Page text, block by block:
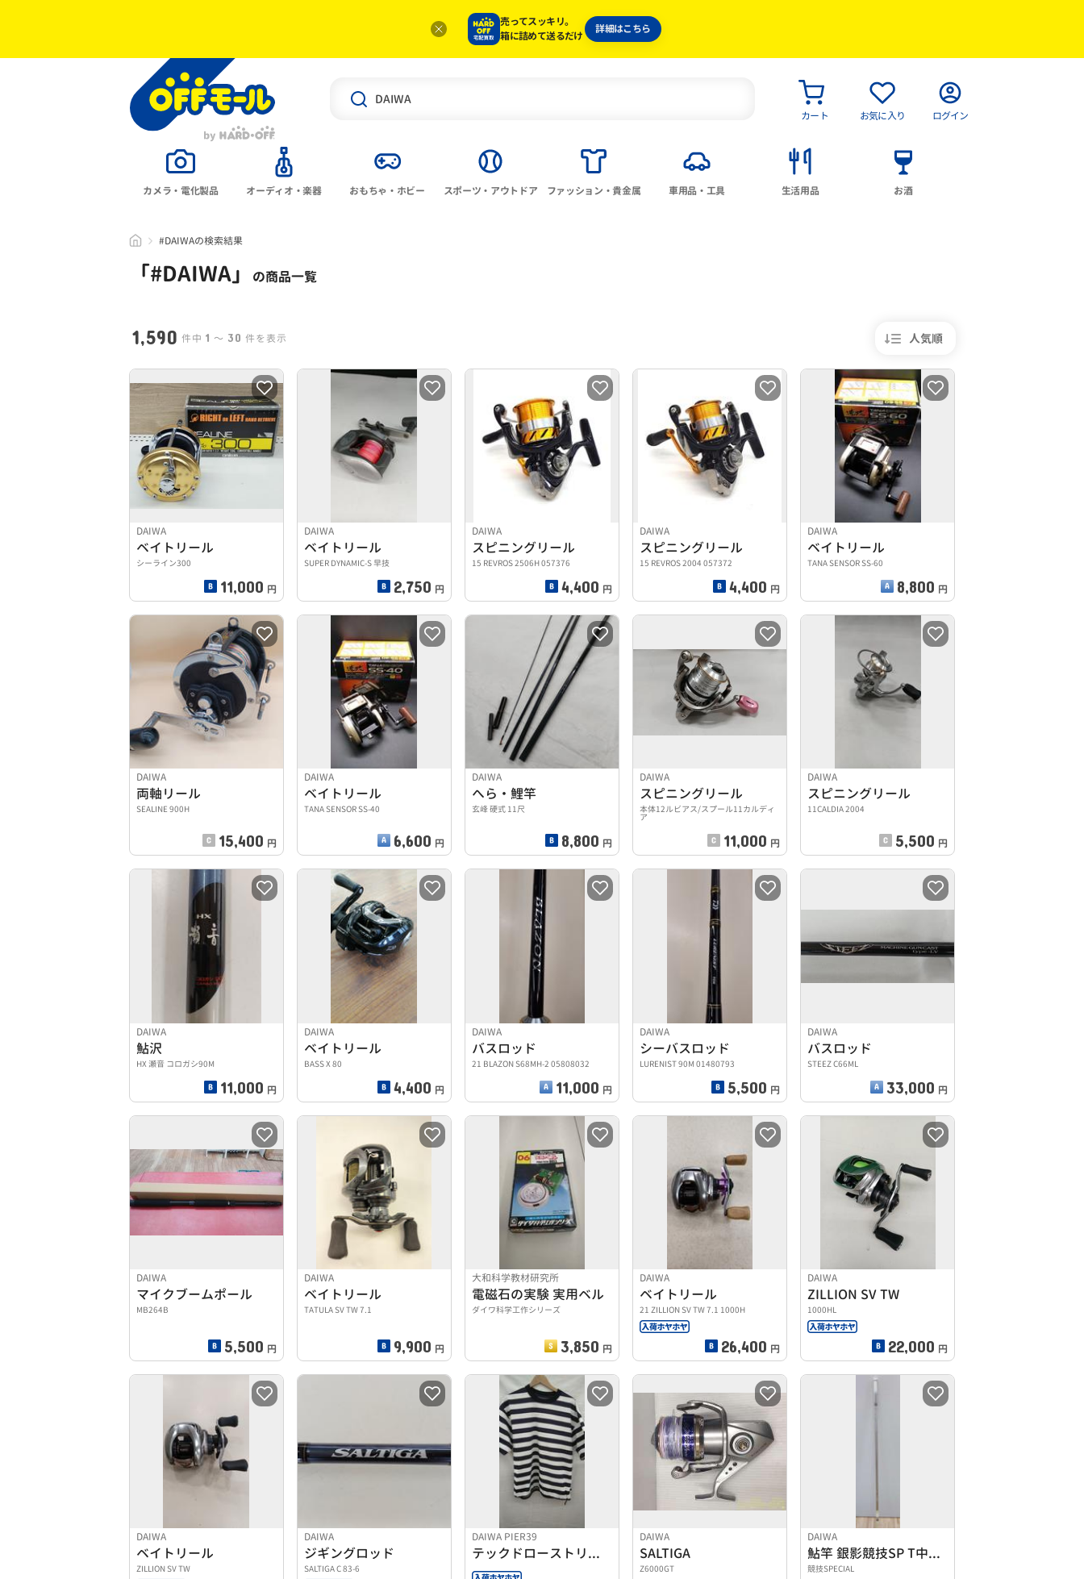
売ってスッキリ。
箱に詰めて送るだけ
詳細はこちら
カート お気に入り ログイン
カメラ・電化製品 オーディオ・楽器 おもちゃ・ホビー スポーツ・アウトドア ファッション・貴金属 車用品・工具 生活用品 お酒
#DAIWAの検索結果
「#DAIWA」 の商品一覧
1,590 件中 1 〜 30 件を表示 人気順
DAIWA
ベイトリール
シーライン300
11,000 円
DAIWA
ベイトリール
SUPER DYNAMIC-S 早技
2,750 円
DAIWA
スピニングリール
15 REVROS 2506H 057376
4,400 円
DAIWA
スピニングリール
15 REVROS 2004 057372
4,400 円
DAIWA
ベイトリール
TANA SENSOR SS-60
8,800 円
DAIWA
両軸リール
SEALINE 900H
15,400 円
DAIWA
ベイトリール
TANA SENSOR SS-40
6,600 円
DAIWA
へら・鯉竿
玄峰 硬式 11尺
8,800 円
DAIWA
スピニングリール
本体12ルビアス/スプール11カルディ
ア
11,000 円
DAIWA
スピニングリール
11CALDIA 2004
5,500 円
DAIWA
鮎沢
HX 瀬音 コロガシ90M
11,000 円
DAIWA
ベイトリール
BASS X 80
4,400 円
DAIWA
バスロッド
21 BLAZON S68MH-2 05808032
11,000 円
DAIWA
シーバスロッド
LURENIST 90M 01480793
5,500 円
DAIWA
バスロッド
STEEZ C66ML
33,000 円
DAIWA
マイクブームポール
MB264B
5,500 円
DAIWA
ベイトリール
TATULA SV TW 7.1
9,900 円
大和科学教材研究所
電磁石の実験 実用ベル
ダイワ科学工作シリーズ
3,850 円
DAIWA
ベイトリール
21 ZILLION SV TW 7.1 1000H
26,400 円
DAIWA
ZILLION SV TW
1000HL
22,000 円
DAIWA
ベイトリール
ZILLION SV TW
DAIWA
ジギングロッド
SALTIGA C 83-6
DAIWA PIER39
テックドローストリングショートスリーブボーダーシャツ
DAIWA
SALTIGA
Z6000GT
DAIWA
鮎竿 銀影競技SP T中硬硬95SE
競技SPECIAL